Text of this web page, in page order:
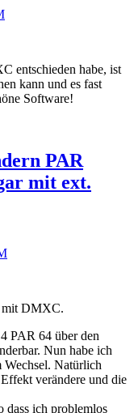
entschieden habe, ist
kann und es fast
Software!
PAR
mit ext.
mit DMXC.
PAR 64 über den
Nun habe ich
Wechsel. Natürlich
verändere und die
dass ich problemlos